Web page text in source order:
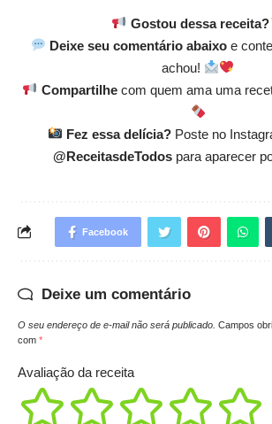
Gostou dessa receita?
Deixe seu comentário abaixoe
achou!
Compartilhecom quem ama uma
Fez essa delícia?Poste no
@ReceitasdeTodospara aparecer
Facebook
Deixe um comentário
O seu endereço de e-mail não será publicado. Campos
com *
Avaliação da receita